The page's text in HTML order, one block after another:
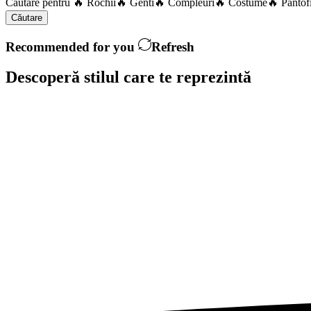
Căutare pentru 🔥 Rochii 🔥 Genti 🔥 Compleuri 🔥 Costume🔥
Căutare
Recommended for you Refresh
Descoperă stilul care te reprezintă